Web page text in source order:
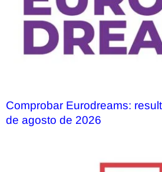
Comprobar Eurodreams:
de agosto de 2026